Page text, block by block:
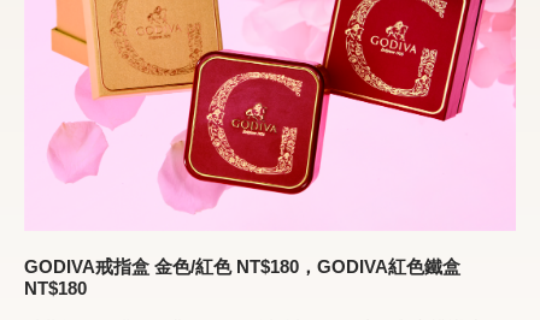
GODIVA戒指盒 金色/紅色 NT$180，GODIVA紅色鐵盒
NT$180